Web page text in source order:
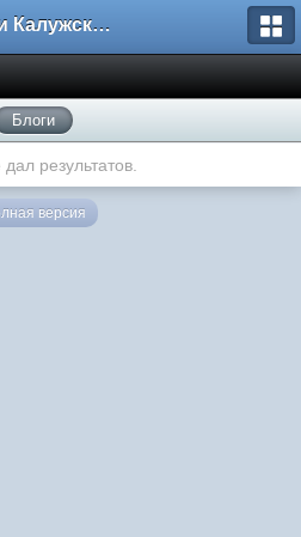
Блоги Калужского перекрестка
Блоги
результатов.
версия